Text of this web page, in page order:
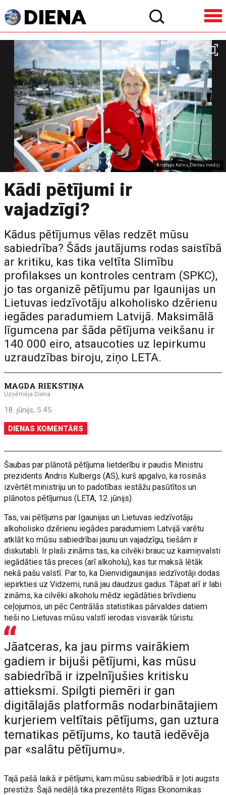
Kristaps Kalns, Dienas mediji
Kādi pētījumi ir
vajadzīgi?
Kādus pētījumus vēlas redzēt mūsu
sabiedrība? Šāds jautājums rodas saistībā
ar kritiku, kas tika veltīta Slimību
profilakses un kontroles centram (SPKC),
jo tas organizē pētījumu par Igaunijas un
Lietuvas iedzīvotāju alkoholisko dzērienu
iegādes paradumiem Latvijā. Maksimālā
līgumcena par šāda pētījuma veikšanu ir
140 000 eiro, atsaucoties uz Iepirkumu
uzraudzības biroju, ziņo LETA.
MAGDA RIEKSTIŅA
Uzņēmēja Diena
18. jūnijs, 5:45
DIENAS KOMENTĀRS
Šaubas par plānotā pētījuma lietderību ir paudis Ministru
prezidents Andris Kulbergs (AS), kurš apgalvo, ka rosinās
izvērtēt ministriju un to padotības iestāžu pasūtītos un
plānotos pētījumus (LETA, 12. jūnijs).
Tas, vai pētījums par Igaunijas un Lietuvas iedzīvotāju
alkoholisko dzērienu iegādes paradumiem Latvijā varētu
atklāt ko mūsu sabiedrībai jaunu un vajadzīgu, tiešām ir
diskutabli. Ir plaši zināms tas, ka cilvēki brauc uz kaimiņvalsti
iegādāties tās preces (arī alkoholu), kas tur maksā lētāk
nekā pašu valstī. Par to, ka Dienvidigaunijas iedzīvotāji dodas
iepirkties uz Vidzemi, runā jau daudzus gadus. Tāpat arī ir labi
zināms, ka cilvēki alkoholu mēdz iegādāties brīvdienu
ceļojumos, un pēc Centrālās statistikas pārvaldes datiem
tieši no Lietuvas mūsu valstī ierodas visvairāk tūristu.
Jāatceras, ka jau pirms vairākiem
gadiem ir bijuši pētījumi, kas mūsu
sabiedrībā ir izpelnījušies kritisku
attieksmi. Spilgti piemēri ir gan
digitālajās platformās nodarbinātajiem
kurjeriem veltītais pētījums, gan uztura
tematikas pētījums, ko tautā iedēvēja
par «salātu pētījumu».
Tajā pašā laikā ir pētījumi, kam mūsu sabiedrībā ir ļoti augsts
prestižs. Šajā nedēļā tika prezentēts Rīgas Ekonomikas